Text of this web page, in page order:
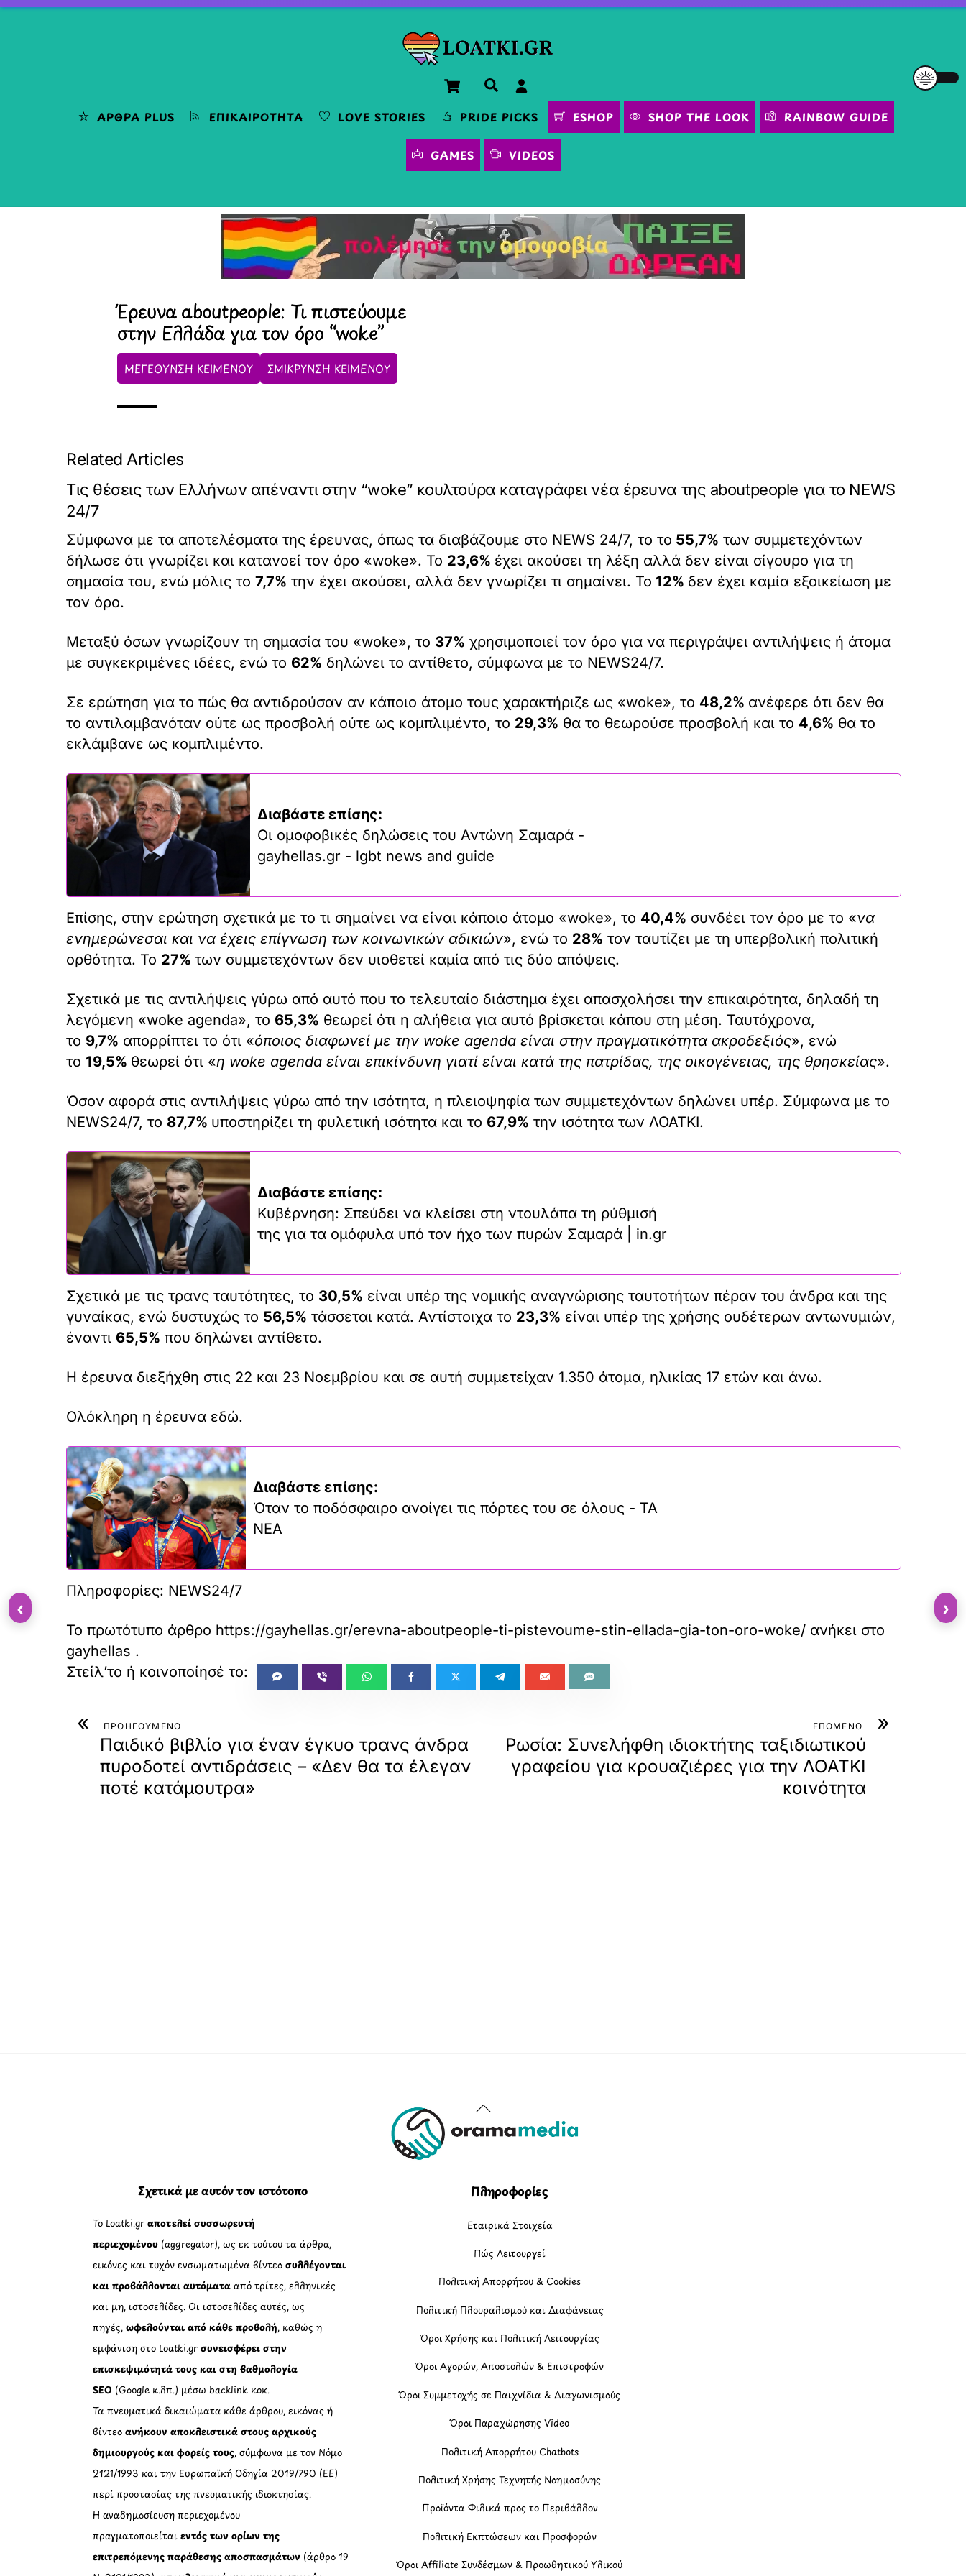
Skip
Cart Αναζήτηση
ΆΡΘΡΑ PLUS ΕΠΙΚΑΙΡΌΤΗΤΑ LOVE STORIES PRIDE PICKS ESHOP SHOP THE LOOK RAINBOW GUIDE
GAMES VIDEOS
Έρευνα aboutpeople: Τι πιστεύουμε
στην Ελλάδα για τον όρο “woke”
ΜΕΓΕΘΥΝΣΗ ΚΕΙΜΕΝΟΥ ΣΜΙΚΡΥΝΣΗ ΚΕΙΜΕΝΟΥ
Related Articles
Τις θέσεις των Ελλήνων απέναντι στην “woke” κουλτούρα καταγράφει νέα έρευνα της aboutpeople για το NEWS
24/7
Σύμφωνα με τα αποτελέσματα της έρευνας, όπως τα διαβάζουμε στο NEWS 24/7, το το 55,7% των συμμετεχόντων
δήλωσε ότι γνωρίζει και κατανοεί τον όρο «woke». Το 23,6% έχει ακούσει τη λέξη αλλά δεν είναι σίγουρο για τη
σημασία του, ενώ μόλις το 7,7% την έχει ακούσει, αλλά δεν γνωρίζει τι σημαίνει. Το 12% δεν έχει καμία εξοικείωση με
τον όρο.
Μεταξύ όσων γνωρίζουν τη σημασία του «woke», το 37% χρησιμοποιεί τον όρο για να περιγράψει αντιλήψεις ή άτομα
με συγκεκριμένες ιδέες, ενώ το 62% δηλώνει το αντίθετο, σύμφωνα με το NEWS24/7.
Σε ερώτηση για το πώς θα αντιδρούσαν αν κάποιο άτομο τους χαρακτήριζε ως «woke», το 48,2% ανέφερε ότι δεν θα
το αντιλαμβανόταν ούτε ως προσβολή ούτε ως κομπλιμέντο, το 29,3% θα το θεωρούσε προσβολή και το 4,6% θα το
εκλάμβανε ως κομπλιμέντο.
Διαβάστε επίσης:
Οι ομοφοβικές δηλώσεις του Αντώνη Σαμαρά -
gayhellas.gr - lgbt news and guide
Επίσης, στην ερώτηση σχετικά με το τι σημαίνει να είναι κάποιο άτομο «woke», το 40,4% συνδέει τον όρο με το «να
ενημερώνεσαι και να έχεις επίγνωση των κοινωνικών αδικιών», ενώ το 28% τον ταυτίζει με τη υπερβολική πολιτική
ορθότητα. Το 27% των συμμετεχόντων δεν υιοθετεί καμία από τις δύο απόψεις.
Σχετικά με τις αντιλήψεις γύρω από αυτό που το τελευταίο διάστημα έχει απασχολήσει την επικαιρότητα, δηλαδή τη
λεγόμενη «woke agenda», το 65,3% θεωρεί ότι η αλήθεια για αυτό βρίσκεται κάπου στη μέση. Ταυτόχρονα,
το 9,7% απορρίπτει το ότι «όποιος διαφωνεί με την woke agenda είναι στην πραγματικότητα ακροδεξιός», ενώ
το 19,5% θεωρεί ότι «η woke agenda είναι επικίνδυνη γιατί είναι κατά της πατρίδας, της οικογένειας, της θρησκείας».
Όσον αφορά στις αντιλήψεις γύρω από την ισότητα, η πλειοψηφία των συμμετεχόντων δηλώνει υπέρ. Σύμφωνα με το
NEWS24/7, το 87,7% υποστηρίζει τη φυλετική ισότητα και το 67,9% την ισότητα των ΛΟΑΤΚΙ.
Διαβάστε επίσης:
Κυβέρνηση: Σπεύδει να κλείσει στη ντουλάπα τη ρύθμισή
της για τα ομόφυλα υπό τον ήχο των πυρών Σαμαρά | in.gr
Σχετικά με τις τρανς ταυτότητες, το 30,5% είναι υπέρ της νομικής αναγνώρισης ταυτοτήτων πέραν του άνδρα και της
γυναίκας, ενώ δυστυχώς το 56,5% τάσσεται κατά. Αντίστοιχα το 23,3% είναι υπέρ της χρήσης ουδέτερων αντωνυμιών,
έναντι 65,5% που δηλώνει αντίθετο.
Η έρευνα διεξήχθη στις 22 και 23 Νοεμβρίου και σε αυτή συμμετείχαν 1.350 άτομα, ηλικίας 17 ετών και άνω.
Ολόκληρη η έρευνα εδώ.
Διαβάστε επίσης:
Όταν το ποδόσφαιρο ανοίγει τις πόρτες του σε όλους - ΤΑ
ΝΕΑ
Πληροφορίες: NEWS24/7
Το πρωτότυπο άρθρο https://gayhellas.gr/erevna-aboutpeople-ti-pistevoume-stin-ellada-gia-ton-oro-woke/ ανήκει στο
gayhellas .
« ΠΡΟΗΓΟΥΜΕΝΟ
Παιδικό βιβλίο για έναν έγκυο τρανς άνδρα
πυροδοτεί αντιδράσεις – «Δεν θα τα έλεγαν
ποτέ κατάμουτρα»
»
ΕΠΟΜΕΝΟ
Ρωσία: Συνελήφθη ιδιοκτήτης ταξιδιωτικού
γραφείου για κρουαζιέρες για την ΛΟΑΤΚΙ
κοινότητα
Back
To
Σχετικά με αυτόν τον ιστότοπο
Το Loatki.grαποτελεί συσσωρευτή
περιεχομένου (aggregator), ως εκ τούτου τα άρθρα,
εικόνες και τυχόν ενσωματωμένα βίντεοσυλλέγονται
και προβάλλονται αυτόματααπό τρίτες, ελληνικές
και μη, ιστοσελίδες. Οι ιστοσελίδες αυτές, ως
πηγές,ωφελούνται από κάθε προβολή, καθώς η
εμφάνιση στο Loatki.gr συνεισφέρει στην
επισκεψιμότητά τους και στη βαθμολογία
SEO (Google κ.λπ.) μέσω backlink κοκ.
Τα πνευματικά δικαιώματα κάθε άρθρου, εικόνας ή
βίντεοανήκουν αποκλειστικά στους αρχικούς
δημιουργούς και φορείς τους, σύμφωνα με τον Νόμο
2121/1993 και την Ευρωπαϊκή Οδηγία 2019/790 (ΕΕ)
περί προστασίας της πνευματικής ιδιοκτησίας.
Η αναδημοσίευση περιεχομένου
πραγματοποιείταιεντός των ορίων της
επιτρεπόμενης παράθεσης αποσπασμάτων (άρθρο 19
Πληροφορίες
Εταιρικά Στοιχεία
Πώς Λειτουργεί
Πολιτική Απορρήτου & Cookies
Πολιτική Πλουραλισμού και Διαφάνειας
Όροι Χρήσης και Πολιτική Λειτουργίας
Όροι Αγορών, Αποστολών & Επιστροφών
Όροι Συμμετοχής σε Παιχνίδια & Διαγωνισμούς
Όροι Παραχώρησης Video
Πολιτική Απορρήτου Chatbots
Πολιτική Χρήσης Τεχνητής Νοημοσύνης
Προϊόντα Φιλικά προς το Περιβάλλον
Πολιτική Εκπτώσεων και Προσφορών
Όροι Affiliate Συνδέσμων & Προωθητικού Υλικού
‹ ›